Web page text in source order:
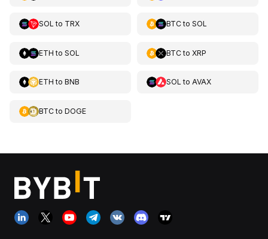
SOL to TRX BTCto SOL
ETH to SOL BTCto XRP
ETH to BNB SOL to AVAX
BTCto DOGE